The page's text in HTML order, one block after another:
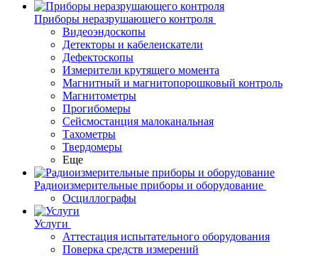
Приборы неразрушающего контроля
Видеоэндоскопы
Детекторы и кабелеискатели
Дефектоскопы
Измерители крутящего момента
Магнитный и магнитопорошковый контроль
Магнитометры
Прогибомеры
Сейсмостанция малоканальная
Тахометры
Твердомеры
Еще
Радиоизмерительные приборы и оборудование
Осциллографы
Услуги
Аттестация испытательного оборудования
Поверка средств измерений